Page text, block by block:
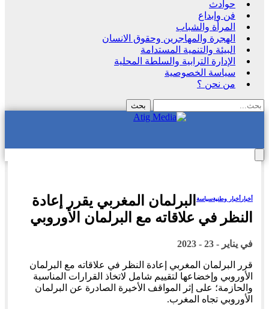
حوادث
فن وإبداع
المرأة والشباب
الهجرة والمهاجرين وحقوق الانسان
البيئة والتنمية المستدامة
الإدارة الترابية والسلطة المحلية
سياسة الخصوصية
من نحن ؟
أخبار أخبار وطنيةسياسة
البرلمان المغربي يقرر إعادة
النظر في علاقاته مع البرلمان الأوروبي
في يناير - 23 - 2023
قرر البرلمان المغربي إعادة النظر في علاقاته مع البرلمان
الأوروبي وإخضاعها لتقييم شامل لاتخاذ القرارات المناسبة
والحازمة؛ على إثر المواقف الأخيرة الصادرة عن البرلمان
الأوروبي تجاه المغرب.